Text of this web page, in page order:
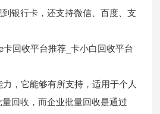
银行卡，还支持微信、百度、支
，它能够有所支持，适用于个人
回收，而企业批量回收是通过